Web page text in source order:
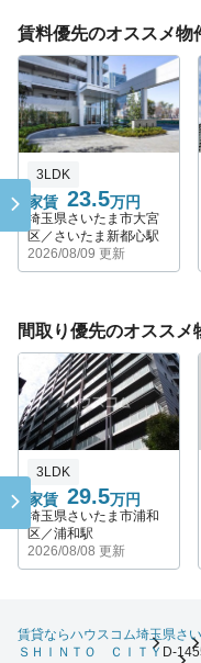
賃料優先のオススメ物
家賃 23.5万円
3LDK
埼玉県さいたま市大宮
区／さいたま新都心駅
2026/08/09 更新
間取り優先のオススメ
家賃 29.5万円
3LDK
埼玉県さいたま市浦和
区／浦和駅
2026/08/08 更新
賃貸ならハウスコム埼玉県さ
ＳＨＩＮＴＯ ＣＩＴＹ D-